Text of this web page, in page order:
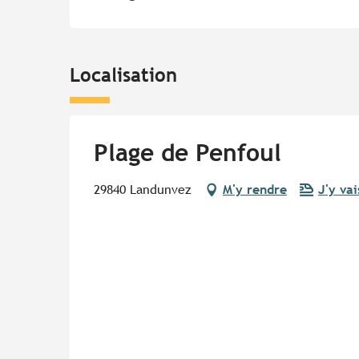
Localisation
Plage de Penfoul
29840 Landunvez M'y rendre J'y